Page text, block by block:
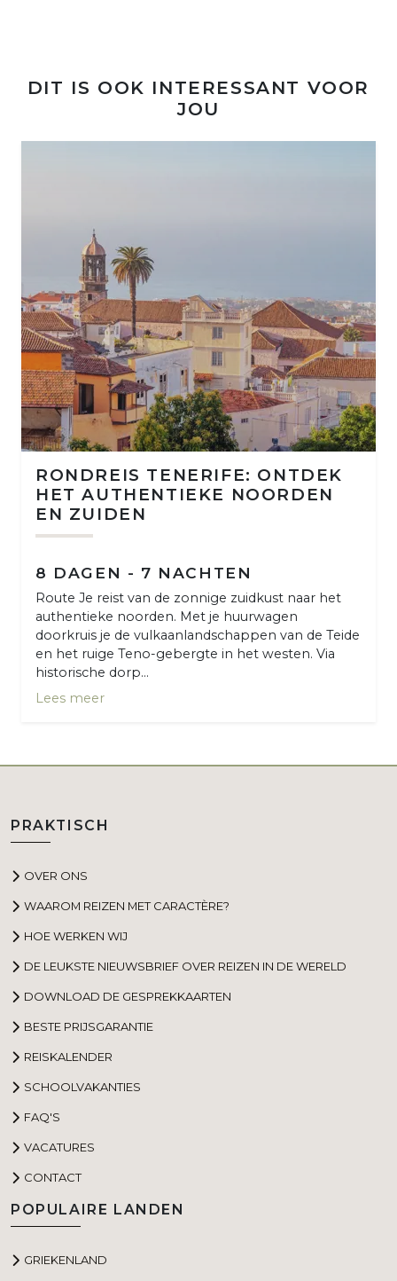
DIT IS OOK INTERESSANT VOOR
JOU
RONDREIS TENERIFE: ONTDEK
HET AUTHENTIEKE NOORDEN
EN ZUIDEN
8 DAGEN - 7 NACHTEN
Route Je reist van de zonnige zuidkust naar het
authentieke noorden. Met je huurwagen
doorkruis je de vulkaanlandschappen van de Teide
en het ruige Teno-gebergte in het westen. Via
historische dorp...
Lees meer
PRAKTISCH
OVER ONS
WAAROM REIZEN MET CARACTÈRE?
HOE WERKEN WIJ
DE LEUKSTE NIEUWSBRIEF OVER REIZEN IN DE WERELD
DOWNLOAD DE GESPREKKAARTEN
BESTE PRIJSGARANTIE
REISKALENDER
SCHOOLVAKANTIES
FAQ'S
VACATURES
CONTACT
POPULAIRE LANDEN
GRIEKENLAND